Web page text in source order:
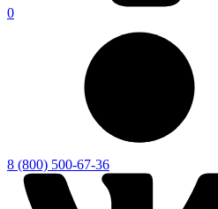
0
8 (800) 500-67-36